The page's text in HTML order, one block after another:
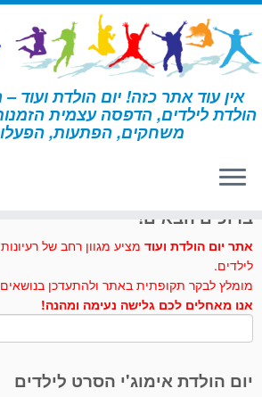
דלג
לתוכן
אין עוד אתר כזה! יום הולדת ועוד
הולדת לילדים, הדפסה עצמית
משחקים, הפתעות, דף הבית » גלידה » פעילות ומשחקים –
ברוכים הבאים!
אתר יום הולדת ועוד מציע מגוון רחב של
לילדים.
מומלץ לבקר תקופתית באתר ולהתעדכן
אנו מאחלים לכם גלישה נעימה ומהנה!
יום הולדת אימוג'י הסרט לילדים